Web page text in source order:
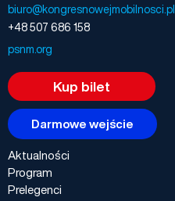
biuro@kongresnowejmobilnosci.pl
+48 507 686 158
psnm.org
Kup bilet
Darmowe wejście
Aktualności
Program
Prelegenci